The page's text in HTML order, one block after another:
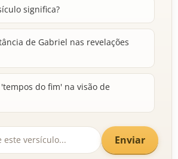
significa?
de Gabriel nas revelações
do fim' na visão de
Enviar